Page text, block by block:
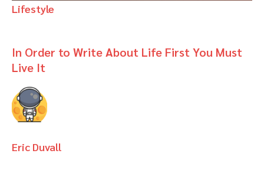
Lifestyle
In Order to Write About Life First You Must
Live It
Eric Duvall